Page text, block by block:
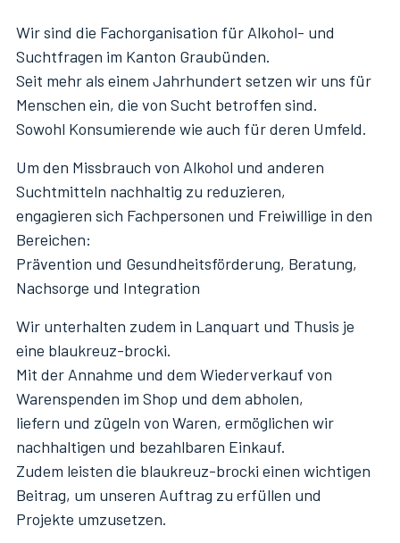
Wir sind die Fachorganisation für Alkohol- und
Suchtfragen im Kanton Graubünden.
Seit mehr als einem Jahrhundert setzen wir uns für
Menschen ein, die von Sucht betroffen sind.
Sowohl Konsumierende wie auch für deren Umfeld.
Um den Missbrauch von Alkohol und anderen
Suchtmitteln nachhaltig zu reduzieren,
engagieren sich Fachpersonen und Freiwillige in den
Bereichen:
Prävention und Gesundheitsförderung, Beratung,
Nachsorge und Integration
Wir unterhalten zudem in Lanquart und Thusis je
eine blaukreuz-brocki.
Mit der Annahme und dem Wiederverkauf von
Warenspenden im Shop und dem abholen,
liefern und zügeln von Waren, ermöglichen wir
nachhaltigen und bezahlbaren Einkauf.
Zudem leisten die blaukreuz-brocki einen wichtigen
Beitrag, um unseren Auftrag zu erfüllen und
Projekte umzusetzen.